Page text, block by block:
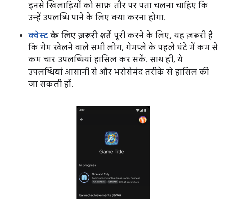
इनसे खिलाड़ियों को साफ़ तौर पर पता चलना चाहिए कि
उन्हें उपलब्धि पाने के लिए क्या करना होगा.
क्वेस्ट के लिए ज़रूरी शर्तें पूरी करने के लिए, यह ज़रूरी है
कि गेम खेलने वाले सभी लोग, गेमप्ले के पहले घंटे में कम से
कम चार उपलब्धियां हासिल कर सकें. साथ ही, ये
उपलब्धियां आसानी से और भरोसेमंद तरीके से हासिल की
जा सकती हों.